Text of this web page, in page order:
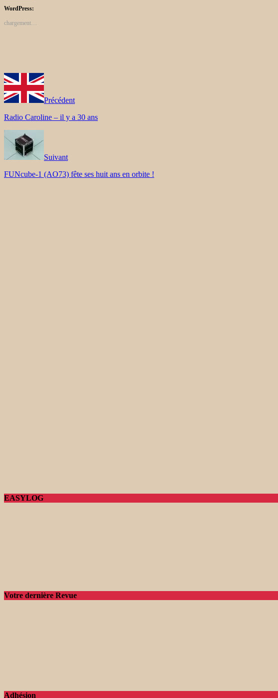
WordPress:
chargement…
Précédent
Radio Caroline – il y a 30 ans
Suivant
FUNcube-1 (AO73) fête ses huit ans en orbite !
EASYLOG
Votre dernière Revue
Adhésion